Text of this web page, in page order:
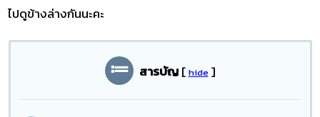
ไปดูข้างล่างกันนะคะ
สารบัญ [ hide ]